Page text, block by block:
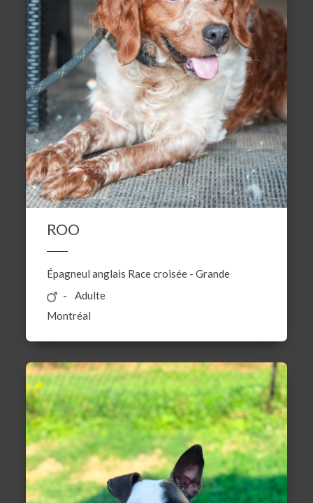
ROO
Épagneul anglais Race croisée -Grande
Adulte
Montréal